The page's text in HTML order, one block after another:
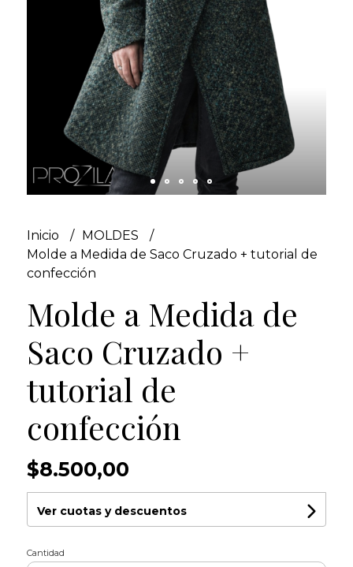
Inicio
MOLDES
Molde a Medida de Saco Cruzado + tutorial de
confección
Molde a Medida de
Saco Cruzado +
tutorial de
confección
$8.500,00
Ver cuotas y descuentos
Cantidad